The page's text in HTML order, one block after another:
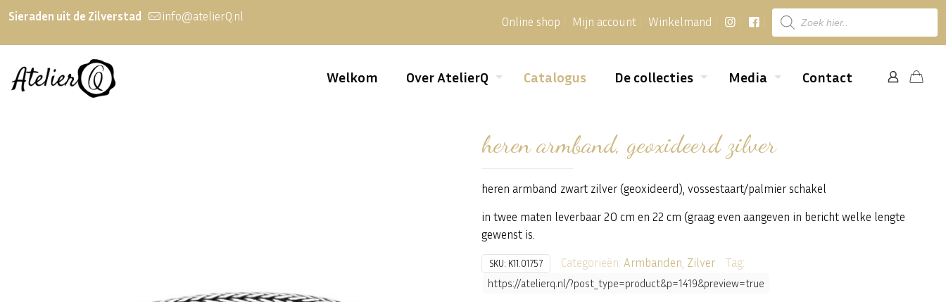
Sieraden uit de Zilverstad info@atelierQ.nl Online shop Mijn account Winkelmand
Producten
zoeken
Welkom Over AtelierQ Catalogus De collecties Media Contact
heren armband, geoxideerd zilver
heren armband zwart zilver (geoxideerd), vossestaart/palmier schakel
in twee maten leverbaar 20 cm en 22 cm (graag even aangeven in bericht welke lengte
gewenst is.
SKU: K11.01757 Categorieën: Armbanden Zilver Tag:
https://atelierq.nl/?post_type=product&p=1419&preview=true